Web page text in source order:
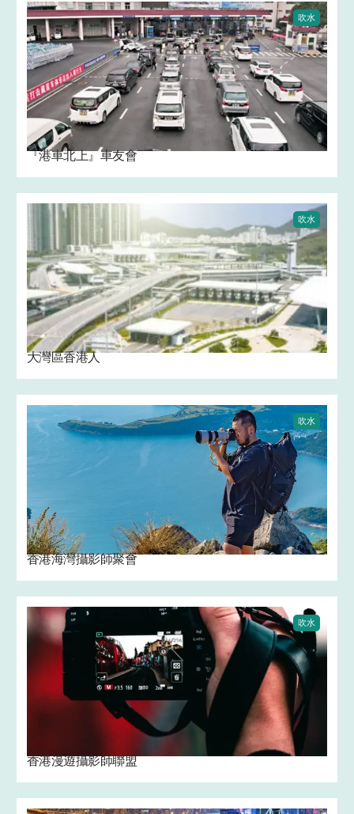
吹水
『港車北上』車友會
吹水
大灣區香港人
吹水
香港海灣攝影師聚會
吹水
香港漫遊攝影師聯盟